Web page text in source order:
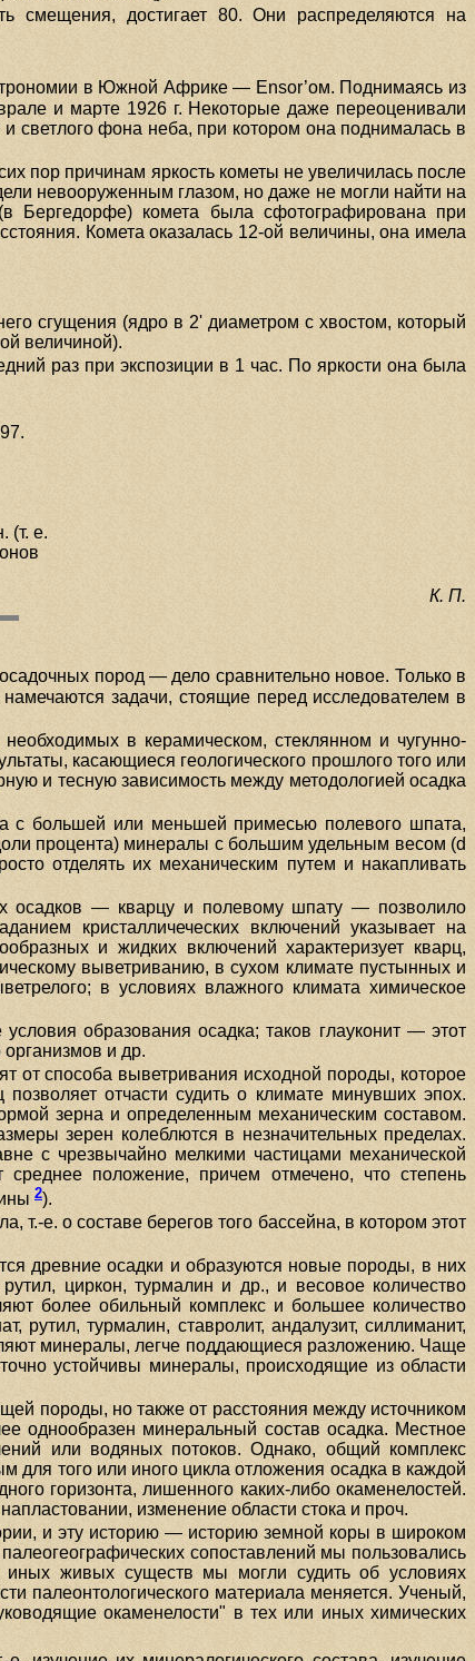
смещения, достигает 80. Они распределяются на
в Южной Африке — Ensor’oм. Поднимаясь из
и марте 1926 г. Некоторые даже переоценивали
светлого фона неба, при котором она поднималась в
пор причинам яркость кометы не увеличилась после
невооруженным глазом, но даже не могли найти на
Бергедорфе) комета была сфотографирована при
Комета оказалась 12-ой величины, она имела
сгущения (ядро в 2' диаметром с хвостом, который
величиной).
раз при экспозиции в 1 час. По яркости она была
(т. е.
К. П.
пород — дело сравнительно новое. Только в
задачи, стоящие перед исследователем в
в керамическом, стеклянном и чугунно-
касающиеся геологического прошлого того или
и тесную зависимость между методологией осадка
с большей или меньшей примесью полевого шпата,
процента) минералы с большим удельным весом (d
отделять их механическим путем и накапливать
осадков — кварцу и полевому шпату — позволило
кристалличеческих включений указывает на
и жидких включений характеризует кварц,
выветриванию, в сухом климате пустынных и
в условиях влажного климата химическое
образования осадка; таков глауконит — этот
и др.
от способа выветривания исходной породы, которое
отчасти судить о климате минувших эпох.
зерна и определенным механическим составом.
зерен колеблются в незначительных пределах.
с чрезвычайно мелкими частицами механической
положение, причем отмечено, что степень
2).
т.-е. о составе берегов того бассейна, в котором этот
древние осадки и образуются новые породы, в них
циркон, турмалин и др., и весовое количество
более обильный комплекс и большее количество
турмалин, ставролит, андалузит, силлиманит,
минералы, легче поддающиеся разложению. Чаще
устойчивы минералы, происходящие из области
породы, но также от расстояния между источником
однообразен минеральный состав осадка. Местное
или водяных потоков. Однако, общий комплекс
для того или иного цикла отложения осадка в каждой
горизонта, лишенного каких-либо окаменелостей.
изменение области стока и проч.
и эту историю — историю земной коры в широком
сопоставлений мы пользовались
иных живых существ мы могли судить об условиях
палеонтологического материала меняется. Ученый,
окаменелости" в тех или иных химических